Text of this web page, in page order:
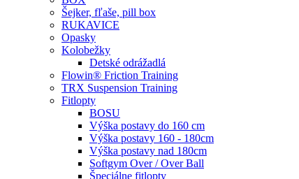
Šejker, fľaše, pill box
RUKAVICE
Opasky
Kolobežky
Detské odrážadlá
Flowin® Friction Training
TRX Suspension Training
Fitlopty
BOSU
Výška postavy do 160 cm
Výška postavy 160 - 180cm
Výška postavy nad 180cm
Softgym Over / Over Ball
Špeciálne fitlopty